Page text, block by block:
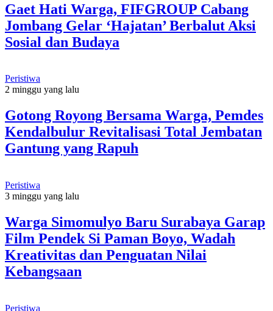
Gaet Hati Warga, FIFGROUP Cabang
Jombang Gelar ‘Hajatan’ Berbalut Aksi
Sosial dan Budaya
Peristiwa
2 minggu yang lalu
Gotong Royong Bersama Warga, Pemdes
Kendalbulur Revitalisasi Total Jembatan
Gantung yang Rapuh
Peristiwa
3 minggu yang lalu
Warga Simomulyo Baru Surabaya Garap
Film Pendek Si Paman Boyo, Wadah
Kreativitas dan Penguatan Nilai
Kebangsaan
Peristiwa